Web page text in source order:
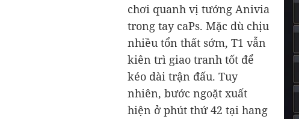
chơi quanh vị tướng Anivia
trong tay caPs. Mặc dù chịu
nhiều tổn thất sớm, T1 vẫn
kiên trì giao tranh tốt để
kéo dài trận đấu. Tuy
nhiên, bước ngoặt xuất
hiện ở phút thứ 42 tại hang